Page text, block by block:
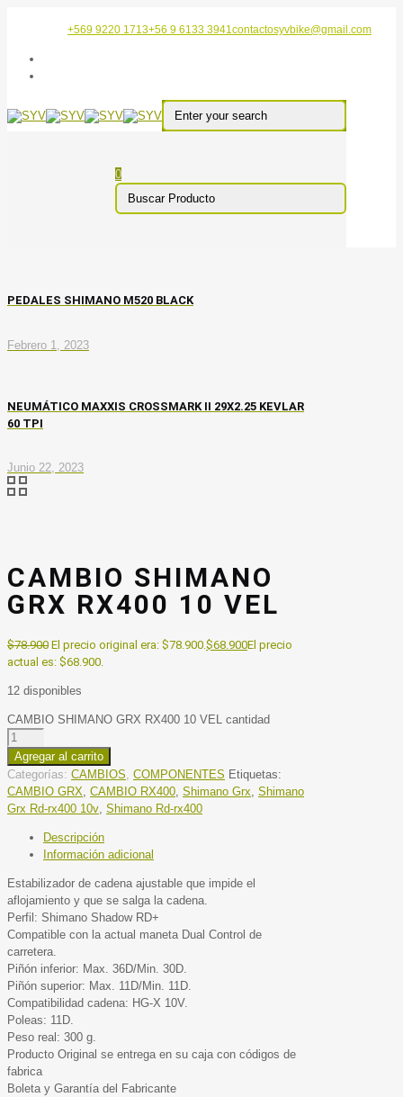
+569 9220 1713+56 9 6133 3941contactosyvbike@gmail.com
0
PEDALES SHIMANO M520 BLACK
Febrero 1, 2023
NEUMÁTICO MAXXIS CROSSMARK II 29X2.25 KEVLAR
60 TPI
Junio 22, 2023
CAMBIO SHIMANO
GRX RX400 10 VEL
$78.900 El precio original era: $78.900.$68.900El precio
actual es: $68.900.
12 disponibles
CAMBIO SHIMANO GRX RX400 10 VEL cantidad
Agregar al carrito
Categorías: CAMBIOS, COMPONENTES Etiquetas:
CAMBIO GRX, CAMBIO RX400, Shimano Grx, Shimano
Grx Rd-rx400 10v, Shimano Rd-rx400
Descripción
Información adicional
Estabilizador de cadena ajustable que impide el
aflojamiento y que se salga la cadena.
Perfil: Shimano Shadow RD+
Compatible con la actual maneta Dual Control de
carretera.
Piñón inferior: Max. 36D/Min. 30D.
Piñón superior: Max. 11D/Min. 11D.
Compatibilidad cadena: HG-X 10V.
Poleas: 11D.
Peso real: 300 g.
Producto Original se entrega en su caja con códigos de
fabrica
Boleta y Garantía del Fabricante